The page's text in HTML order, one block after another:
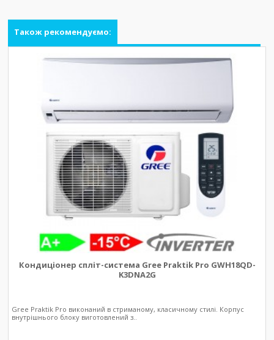
Також рекомендуємо:
Кондиціонер спліт-система Gree Praktik Pro GWH18QD-
K3DNA2G
Gree Praktik Pro виконаний в стриманому, класичному стилі. Корпус
внутрішнього блоку виготовлений з..